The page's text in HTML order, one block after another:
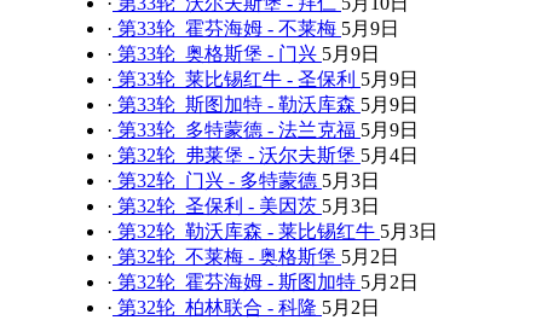
· 第33轮 霍芬海姆 - 不莱梅 5月9日
· 第33轮 奥格斯堡 - 门兴 5月9日
· 第33轮 莱比锡红牛 - 圣保利 5月9日
· 第33轮 斯图加特 - 勒沃库森 5月9日
· 第33轮 多特蒙德 - 法兰克福 5月9日
· 第32轮 弗莱堡 - 沃尔夫斯堡 5月4日
· 第32轮 门兴 - 多特蒙德 5月3日
· 第32轮 圣保利 - 美因茨 5月3日
· 第32轮 勒沃库森 - 莱比锡红牛 5月3日
· 第32轮 不莱梅 - 奥格斯堡 5月2日
· 第32轮 霍芬海姆 - 斯图加特 5月2日
· 第32轮 柏林联合 - 科隆 5月2日